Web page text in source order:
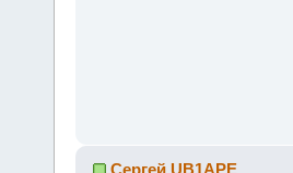
Сергей UB1APE